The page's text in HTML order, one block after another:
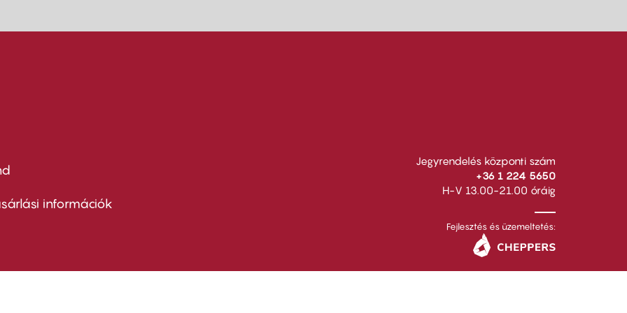
információk
Jegyrendelés központi szám
+36 1 224 5650
H-V 13.00-21.00 óráig
Fejlesztés és üzemeltetés: